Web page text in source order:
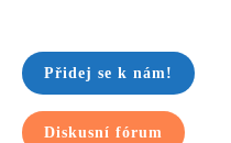
Přidej se k nám!
Diskusní fórum